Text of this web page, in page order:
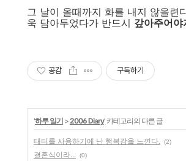
그 날이 올때까지 화를 내지 않을련
욱 담아두었다가 반드시 갚아주어야
공감 구독하기
'하루 일기 >2006 Diary' 카테고리의 다른 글
태터를 사용하기에 난 행복감을 느낀다. (2)
결혼식이라... (0)